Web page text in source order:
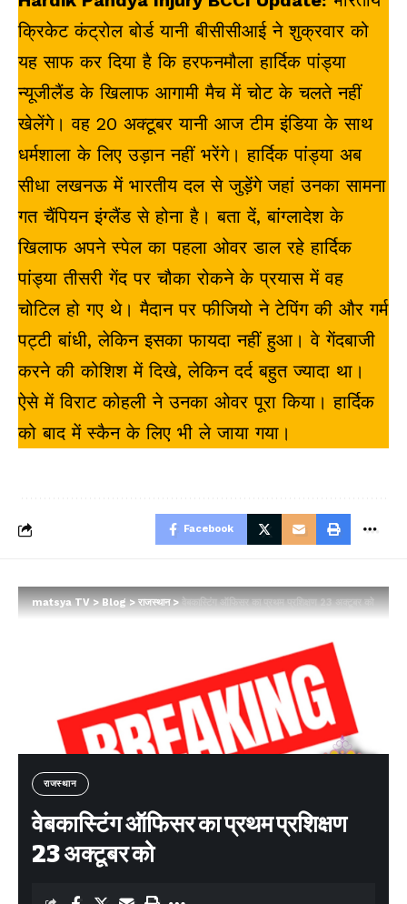
क्रिकेट कंट्रोल बोर्ड यानी बीसीसीआई ने शुक्रवार को
यह साफ कर दिया है कि हरफनमौला हार्दिक पांड्या
न्यूजीलैंड के खिलाफ आगामी मैच में चोट के चलते नहीं
खेलेंगे। वह 20 अक्टूबर यानी आज टीम इंडिया के साथ
धर्मशाला के लिए उड़ान नहीं भरेंगे। हार्दिक पांड्या अब
सीधा लखनऊ में भारतीय दल से जुड़ेंगे जहां उनका सामना
गत चैंपियन इंग्लैंड से होना है। बता दें, बांग्लादेश के
खिलाफ अपने स्पेल का पहला ओवर डाल रहे हार्दिक
पांड्या तीसरी गेंद पर चौका रोकने के प्रयास में वह
चोटिल हो गए थे। मैदान पर फीजियो ने टेपिंग की और गर्म
पट्टी बांधी, लेकिन इसका फायदा नहीं हुआ। वे गेंदबाजी
करने की कोशिश में दिखे, लेकिन दर्द बहुत ज्यादा था।
ऐसे में विराट कोहली ने उनका ओवर पूरा किया। हार्दिक
को बाद में स्कैन के लिए भी ले जाया गया।
Facebook
matsya TV>Blog>राजस्थान>वेबकास्टिंग ऑफिसर का प्रथम प्रशिक्षण 23 अक्टूबर को
राजस्थान
वेबकास्टिंग ऑफिसर का प्रथम प्रशिक्षण
23 अक्टूबर को